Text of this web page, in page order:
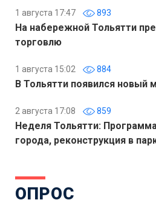
1 августа 17:47 893
На набережной Тольятти
торговлю
1 августа 15:02 884
В Тольятти появился новый
2 августа 17:08 859
Неделя Тольятти:
города, реконструкция в
ОПРОС